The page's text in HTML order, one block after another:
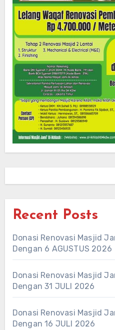
Recent Posts
Donasi Renovasi Masjid
Dengan 6 AGUSTUS 2026
Donasi Renovasi Masjid
Dengan 31 JULI 2026
Donasi Renovasi Masjid
Dengan 16 JULI 2026